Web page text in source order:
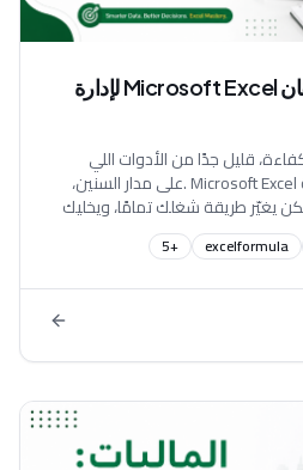
دليل احتراف إكسل: إتقان Microsoft Excel لإدارة
قليل جدًا من الأدوات اللي
بتكون بالقوة والمرونة بتاعة Microsoft Excel .على مدار السنين،
يغيّر طريقة شغلك تمامًا، ويخليك
أذكى. سواء بتتعامل مع داتا
إكسل بيوفر لك أدوات قوية
علشان تبقى واثق في شغلك مع الداتا.
excelformula
+
5